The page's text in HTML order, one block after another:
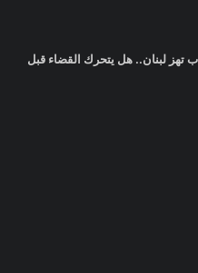
تهز لبنان.. هل يتحرك القضاء قبل